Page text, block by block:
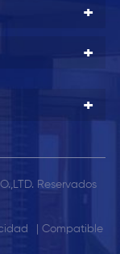
Reservados
| Compatible